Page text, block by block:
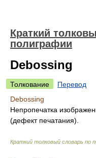
Краткий
полиграфии
Debossing
Толкование
Перевод
Debossing
Непропечатка
(дефект печатания).
Краткий толковый словарь по